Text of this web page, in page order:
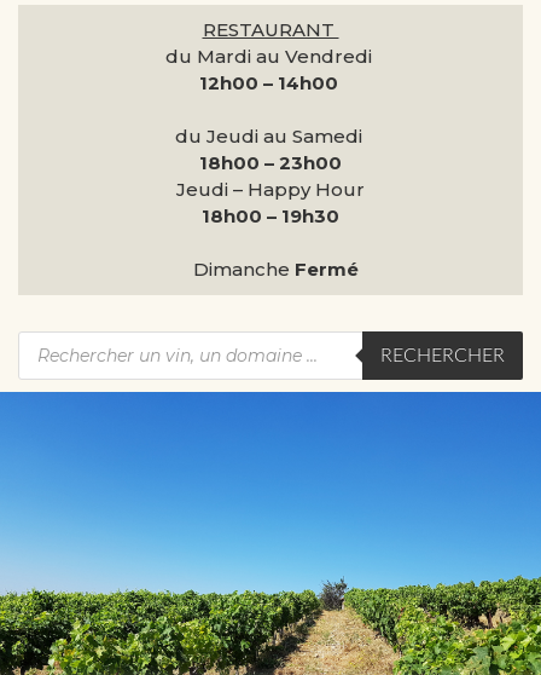
RESTAURANT
du Mardi au Vendredi
12h00 – 14h00
du Jeudi au Samedi
18h00 – 23h00
Jeudi – Happy Hour
18h00 – 19h30
Dimanche Fermé
RECHERCHER